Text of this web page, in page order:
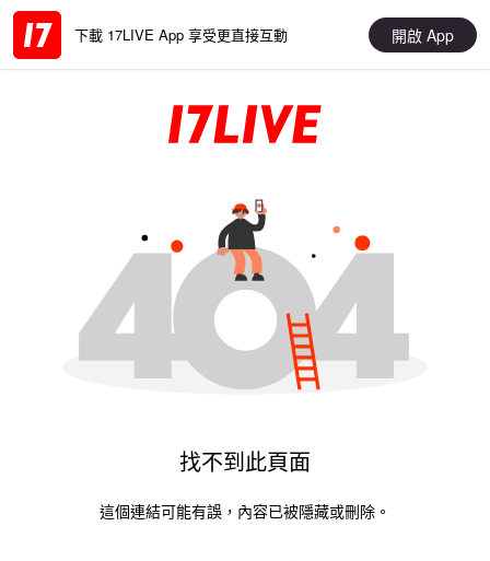
下載 17LIVE App 享受更直接互動 開啟 App
找不到此頁面
這個連結可能有誤，內容已被隱藏或刪除。